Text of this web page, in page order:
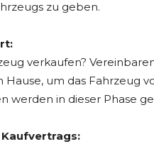
zu geben.
verkaufen?
um das Fahrzeug
werden in dieser Phase